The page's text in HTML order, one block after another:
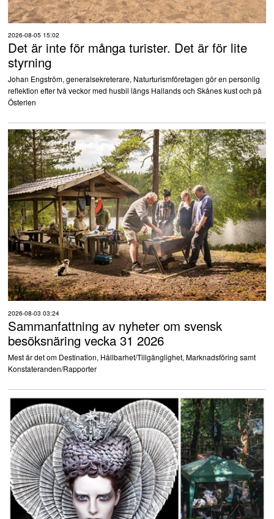
2026-08-05 15:02
Det är inte för många turister. Det är för lite
styrning
Johan Engström, generalsekreterare, Naturturismföretagen gör en personlig
reflektion efter två veckor med husbil längs Hallands och Skånes kust och på
Österlen
2026-08-03 03:24
Sammanfattning av nyheter om svensk
besöksnäring vecka 31 2026
Mest är det om Destination, Hållbarhet/Tillgänglighet, Marknadsföring samt
Konstateranden/Rapporter